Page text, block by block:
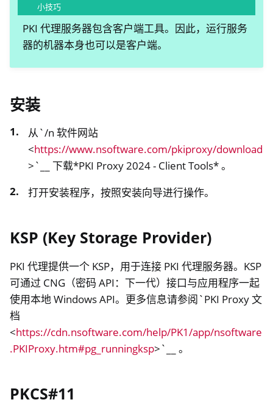
小技巧
PKI 代理服务器包含客户端工具。因此，运行服务
器的机器本身也可以是客户端。
安装
从`/n 软件网站
<https://www.nsoftware.com/pkiproxy/download
>`__ 下载*PKI Proxy 2024 - Client Tools* 。
打开安装程序，按照安装向导进行操作。
KSP (Key Storage Provider)
PKI 代理提供一个 KSP，用于连接 PKI 代理服务器。KSP
可通过 CNG（密码 API：下一代）接口与应用程序一起
使用本地 Windows API。更多信息请参阅`PKI Proxy 文
档
<https://cdn.nsoftware.com/help/PK1/app/nsoftware
.PKIProxy.htm#pg_runningksp>`__ 。
PKCS#11